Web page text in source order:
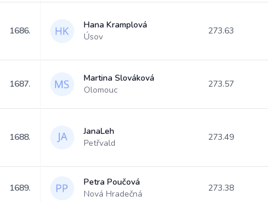
1686.
Hana Kramplová
Úsov
273.63
1687.
Martina Slováková
Olomouc
273.57
1688.
JanaLeh
Petřvald
273.49
1689.
Petra Poučová
Nová Hradečná
273.38